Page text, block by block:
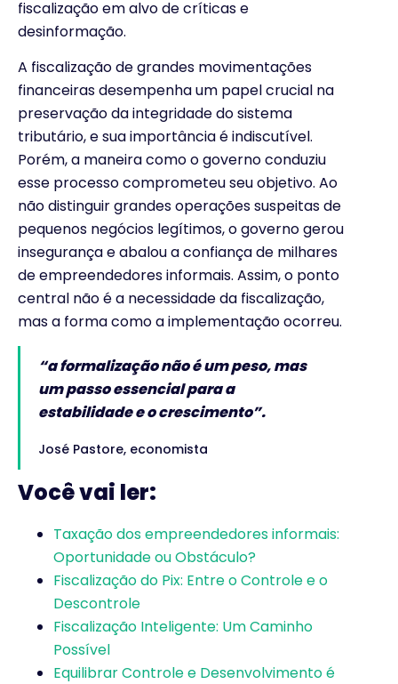
fiscalização em alvo de críticas e
desinformação.
A fiscalização de grandes movimentações
financeiras desempenha um papel crucial na
preservação da integridade do sistema
tributário, e sua importância é indiscutível.
Porém, a maneira como o governo conduziu
esse processo comprometeu seu objetivo. Ao
não distinguir grandes operações suspeitas de
pequenos negócios legítimos, o governo gerou
insegurança e abalou a confiança de milhares
de empreendedores informais. Assim, o ponto
central não é a necessidade da fiscalização,
mas a forma como a implementação ocorreu.
“a formalização não é um peso, mas
um passo essencial para a
estabilidade e o crescimento”.
José Pastore, economista
Você vai ler:
Taxação dos empreendedores informais:
Oportunidade ou Obstáculo?
Fiscalização do Pix: Entre o Controle e o
Descontrole
Fiscalização Inteligente: Um Caminho
Possível
Equilibrar Controle e Desenvolvimento é